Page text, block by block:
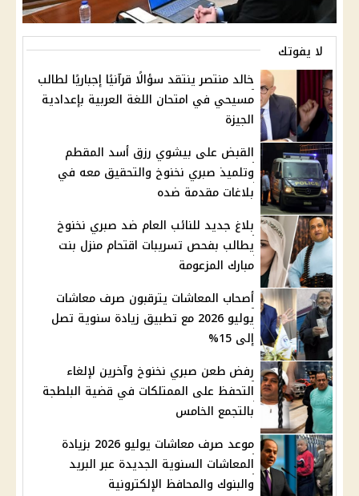
لا يفوتك
خالد منتصر ينتقد سؤالًا قرآنيًا إجباريًا لطالب
مسيحي في امتحان اللغة العربية بإعدادية
الجيزة
القبض على بيشوي رزق أسد المقطم
وتلميذ صبري نخنوخ والتحقيق معه في
بلاغات مقدمة ضده
بلاغ جديد للنائب العام ضد صبري نخنوخ
يطالب بفحص تسريبات اقتحام منزل بنت
مبارك المزعومة
أصحاب المعاشات يترقبون صرف معاشات
يوليو 2026 مع تطبيق زيادة سنوية تصل
إلى 15%
رفض طعن صبري نخنوخ وآخرين لإلغاء
التحفظ على الممتلكات في قضية البلطجة
بالتجمع الخامس
موعد صرف معاشات يوليو 2026 بزيادة
المعاشات السنوية الجديدة عبر البريد
والبنوك والمحافظ الإلكترونية